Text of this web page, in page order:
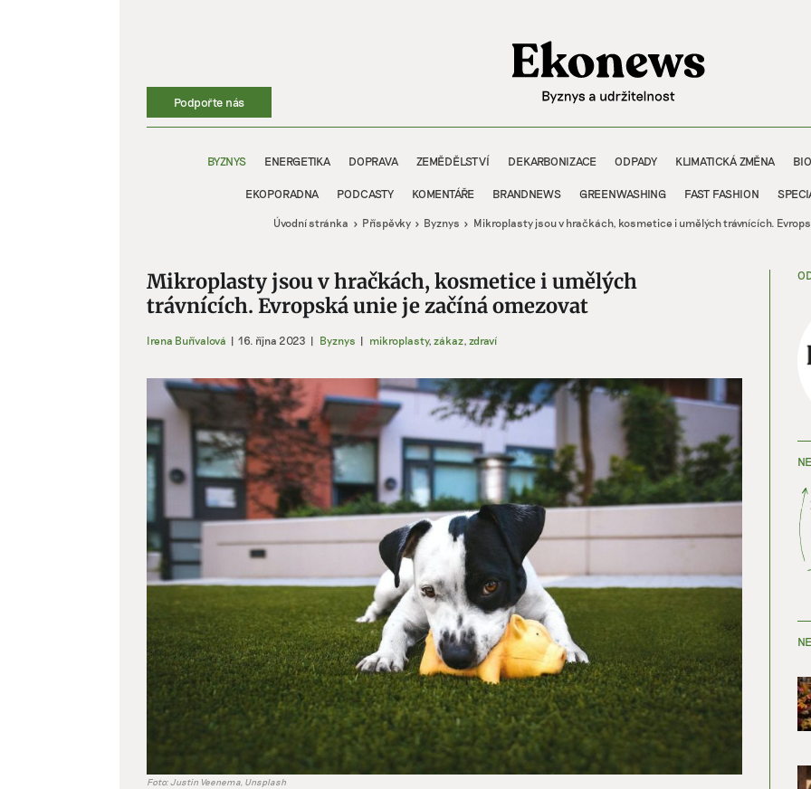
Podpořte nás
BYZNYS ENERGETIKA DOPRAVA ZEMĚDĚLSTVÍ DEKARBONIZACE ODPADY KLIMATICKÁ ZMĚNA
EKOPORADNA PODCASTY KOMENTÁŘE BRANDNEWS GREENWASHING FAST FASHION
Úvodní stránka Příspěvky Byznys Mikroplasty jsou v hračkách, kosmetice i umělých trávnících.
Mikroplasty jsou v hračkách, kosmetice i umělých
trávnících. Evropská unie je začíná omezovat
Irena Buřívalová | 16. října 2023 | Byznys | mikroplasty, zákaz, zdraví
Zobrazit
větší
obrázek
Foto: Justin Veenema, Unsplash